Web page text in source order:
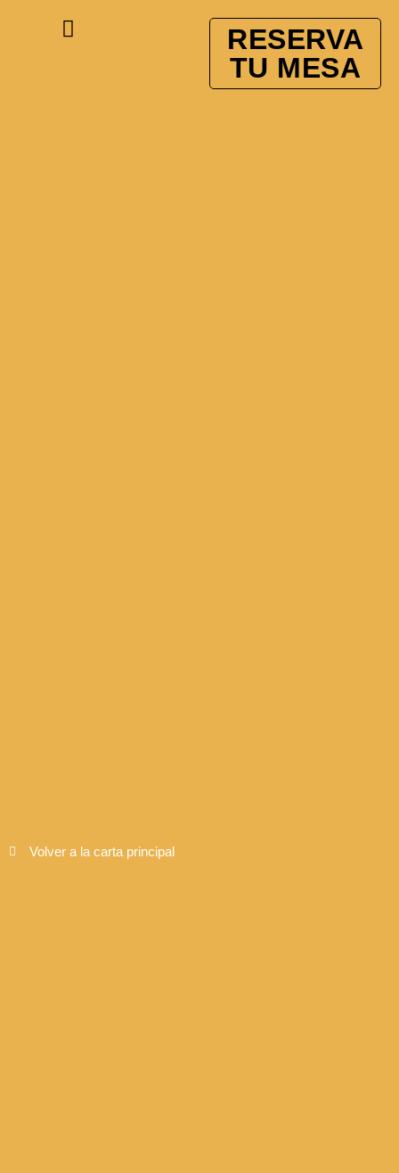
RESERVA
TU MESA
Volver a la carta principal